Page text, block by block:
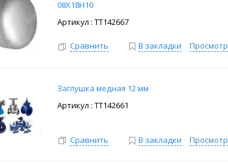
08Х18Н10
: ТТ142667
Сравнить В закладки Просмотр
Заглушка медная 12 мм
: ТТ142661
Сравнить В закладки Просмотр